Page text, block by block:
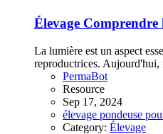
Élevage Comprendre
La lumière est un aspect
reproductrices. Aujourd'hui,
PermaBot
Resource
Sep 17, 2024
élevage pondeuse
Category: Élevage